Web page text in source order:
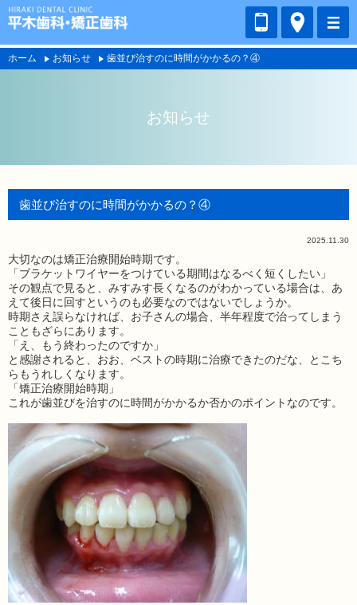
ホーム お知らせ 歯並び治すのに時間がかかるの？④
お知らせ
歯並び治すのに時間がかかるの？④
2025.11.30
大切なのは矯正治療開始時期です。
「ブラケットワイヤーをつけている期間はなるべく短くしたい」
その観点で見ると、みすみす長くなるのがわかっている場合は、あ
えて後日に回すというのも必要なのではないでしょうか。
時期さえ誤らなければ、お子さんの場合、半年程度で治ってしまう
こともざらにあります。
「え、もう終わったのですか」
と感謝されると、おお、ベストの時期に治療できたのだな、とこち
らもうれしくなります。
「矯正治療開始時期」
これが歯並びを治すのに時間がかかるか否かのポイントなのです。